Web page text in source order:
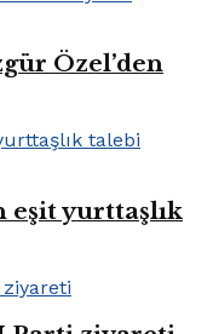
Özel’den
eşit yurttaşlık